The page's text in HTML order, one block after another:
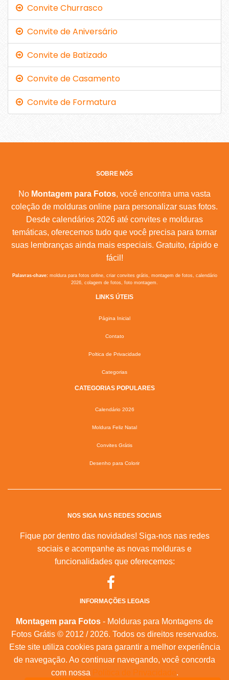
Convite Churrasco
Convite de Aniversário
Convite de Batizado
Convite de Casamento
Convite de Formatura
SOBRE NÓS
No Montagem para Fotos, você encontra uma vasta
coleção de molduras online para personalizar suas fotos.
Desde calendários 2026 até convites e molduras
temáticas, oferecemos tudo que você precisa para tornar
suas lembranças ainda mais especiais. Gratuito, rápido e
fácil!
Palavras-chave:moldura para fotos online, criar convites grátis, montagem de fotos, calendário
2026, colagem de fotos, foto montagem.
LINKS ÚTEIS
Página Inicial
Contato
Poltica de Privacidade
Categorias
CATEGORIAS POPULARES
Calendário 2026
Moldura Feliz Natal
Convites Grátis
Desenho para Colorir
NOS SIGA NAS REDES SOCIAIS
Fique por dentro das novidades! Siga-nos nas redes
sociais e acompanhe as novas molduras e
funcionalidades que oferecemos:
INFORMAÇÕES LEGAIS
Montagem para Fotos - Molduras para Montagens de
Fotos Grátis © 2012 / 2026. Todos os direitos reservados.
Este site utiliza cookies para garantir a melhor experiência
de navegação. Ao continuar navegando, você concorda
com nossa Política de Privacidade.